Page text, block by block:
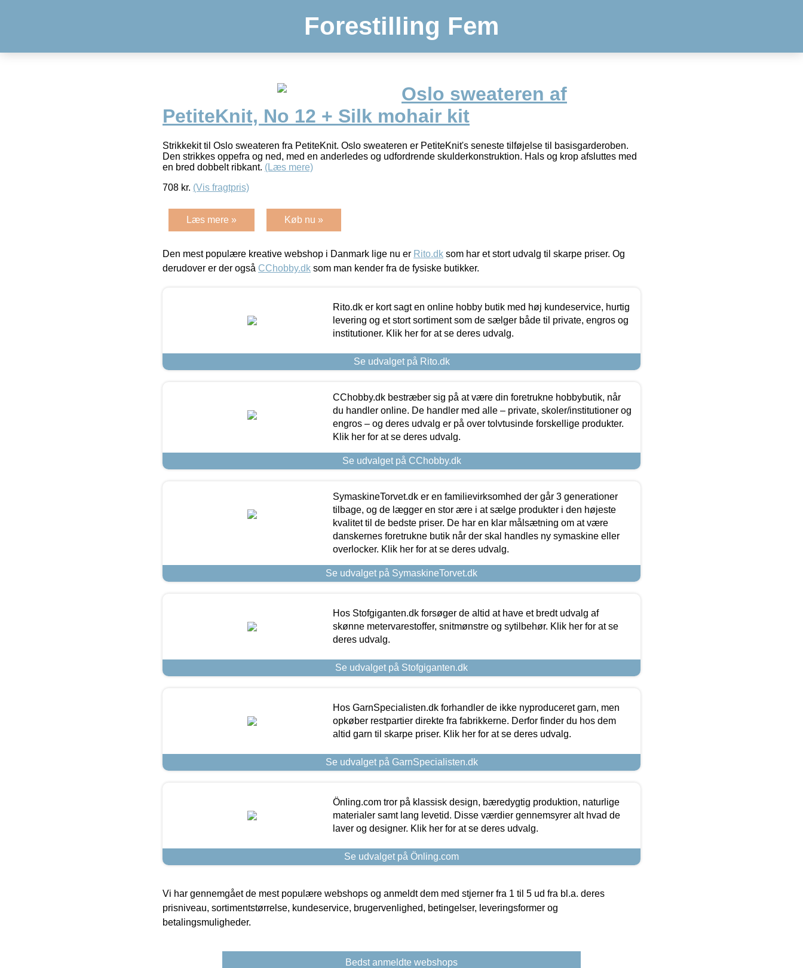
Forestilling Fem
Oslo sweateren af
PetiteKnit, No 12 + Silk mohair kit
Strikkekit til Oslo sweateren fra PetiteKnit. Oslo sweateren er PetiteKnit's seneste tilføjelse til basisgarderoben.
Den strikkes oppefra og ned, med en anderledes og udfordrende skulderkonstruktion. Hals og krop afsluttes med
en bred dobbelt ribkant. (Læs mere)
708 kr. (Vis fragtpris)
Læs mere » Køb nu »
Den mest populære kreative webshop i Danmark lige nu er Rito.dk som har et stort udvalg til skarpe priser. Og
derudover er der også CChobby.dk som man kender fra de fysiske butikker.
Rito.dk er kort sagt en online hobby butik med høj kundeservice, hurtig
levering og et stort sortiment som de sælger både til private, engros og
institutioner. Klik her for at se deres udvalg.
Se udvalget på Rito.dk
CChobby.dk bestræber sig på at være din foretrukne hobbybutik, når
du handler online. De handler med alle – private, skoler/institutioner og
engros – og deres udvalg er på over tolvtusinde forskellige produkter.
Klik her for at se deres udvalg.
Se udvalget på CChobby.dk
SymaskineTorvet.dk er en familievirksomhed der går 3 generationer
tilbage, og de lægger en stor ære i at sælge produkter i den højeste
kvalitet til de bedste priser. De har en klar målsætning om at være
danskernes foretrukne butik når der skal handles ny symaskine eller
overlocker. Klik her for at se deres udvalg.
Se udvalget på SymaskineTorvet.dk
Hos Stofgiganten.dk forsøger de altid at have et bredt udvalg af
skønne metervarestoffer, snitmønstre og sytilbehør. Klik her for at se
deres udvalg.
Se udvalget på Stofgiganten.dk
Hos GarnSpecialisten.dk forhandler de ikke nyproduceret garn, men
opkøber restpartier direkte fra fabrikkerne. Derfor finder du hos dem
altid garn til skarpe priser. Klik her for at se deres udvalg.
Se udvalget på GarnSpecialisten.dk
Önling.com tror på klassisk design, bæredygtig produktion, naturlige
materialer samt lang levetid. Disse værdier gennemsyrer alt hvad de
laver og designer. Klik her for at se deres udvalg.
Se udvalget på Önling.com
Vi har gennemgået de mest populære webshops og anmeldt dem med stjerner fra 1 til 5 ud fra bl.a. deres
prisniveau, sortimentstørrelse, kundeservice, brugervenlighed, betingelser, leveringsformer og
betalingsmuligheder.
Bedst anmeldte webshops